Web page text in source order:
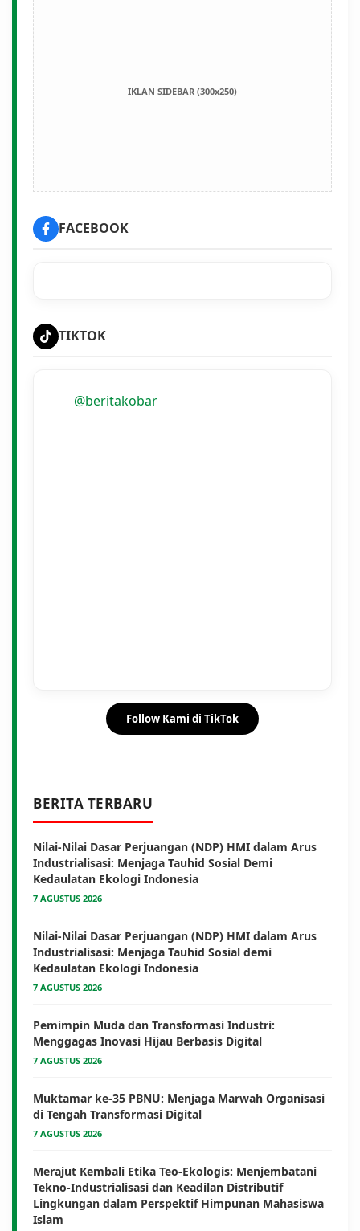
IKLAN SIDEBAR (300x250)
FACEBOOK
TIKTOK
@beritakobar
Follow Kami di TikTok
BERITA TERBARU
Nilai-Nilai Dasar Perjuangan (NDP) HMI dalam Arus
Industrialisasi: Menjaga Tauhid Sosial Demi
Kedaulatan Ekologi Indonesia
7 AGUSTUS 2026
Nilai-Nilai Dasar Perjuangan (NDP) HMI dalam Arus
Industrialisasi: Menjaga Tauhid Sosial demi
Kedaulatan Ekologi Indonesia
7 AGUSTUS 2026
Pemimpin Muda dan Transformasi Industri:
Menggagas Inovasi Hijau Berbasis Digital
7 AGUSTUS 2026
Muktamar ke-35 PBNU: Menjaga Marwah Organisasi
di Tengah Transformasi Digital
7 AGUSTUS 2026
Merajut Kembali Etika Teo-Ekologis: Menjembatani
Tekno-Industrialisasi dan Keadilan Distributif
Lingkungan dalam Perspektif Himpunan Mahasiswa
Islam